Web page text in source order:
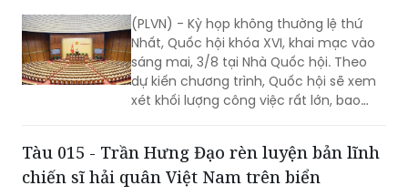
chuẩn bị cho thấy quyết tâm đưa các
chủ trương của Đảng nhanh chóng đi
vào cuộc sống thông qua những quyết
sách kịp thời của QH.
(PLVN) - Kỳ họp không thường lệ thứ
Nhất, Quốc hội khóa XVI, khai mạc vào
sáng mai, 3/8 tại Nhà Quốc hội. Theo
dự kiến chương trình, Quốc hội sẽ xem
xét khối lượng công việc rất lớn, bao
Tàu 015 - Trần Hưng Đạo rèn luyện bản lĩnh
chiến sĩ hải quân Việt Nam trên biển